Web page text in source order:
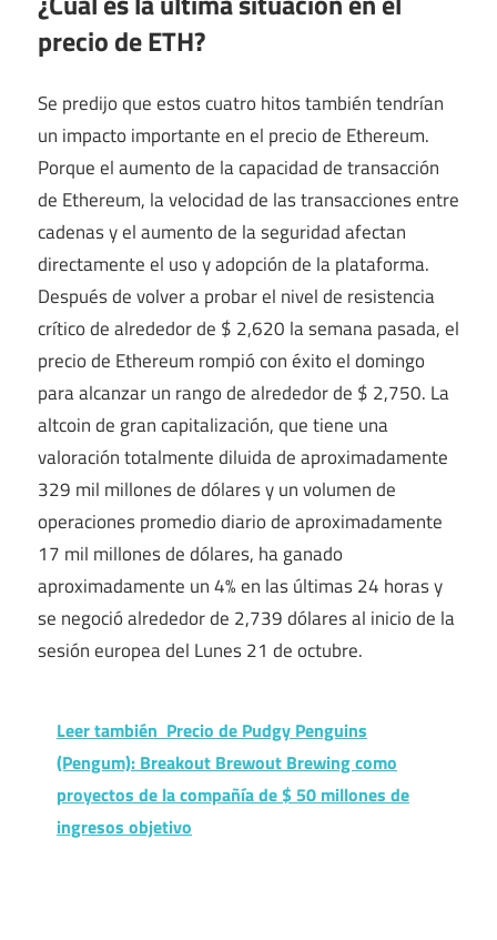
precio de ETH?
Se predijo que estos cuatro hitos también tendrían
un impacto importante en el precio de Ethereum.
Porque el aumento de la capacidad de transacción
de Ethereum, la velocidad de las transacciones entre
cadenas y el aumento de la seguridad afectan
directamente el uso y adopción de la plataforma.
Después de volver a probar el nivel de resistencia
crítico de alrededor de $ 2,620 la semana pasada, el
precio de Ethereum rompió con éxito el domingo
para alcanzar un rango de alrededor de $ 2,750. La
altcoin de gran capitalización, que tiene una
valoración totalmente diluida de aproximadamente
329 mil millones de dólares y un volumen de
operaciones promedio diario de aproximadamente
17 mil millones de dólares, ha ganado
aproximadamente un 4% en las últimas 24 horas y
se negoció alrededor de 2,739 dólares al inicio de la
sesión europea del Lunes 21 de octubre.
Leer también Precio de Pudgy Penguins
(Pengum): Breakout Brewout Brewing como
proyectos de la compañía de $ 50 millones de
ingresos objetivo